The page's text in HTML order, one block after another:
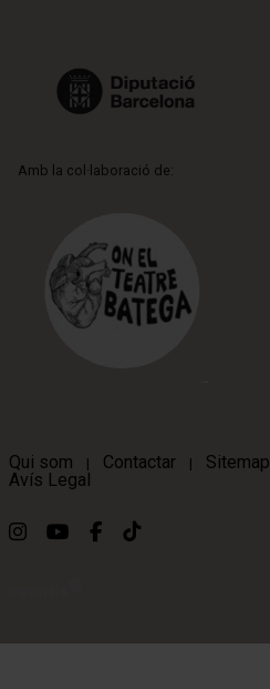
Amb la col·laboració de:
Qui som | Contactar | Sitemap
Avís Legal
Link a instagram
Link a youtube
Link a facebook
Link a ticktok